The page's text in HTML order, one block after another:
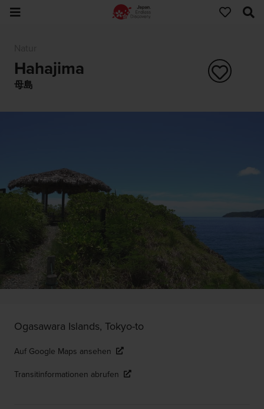
Hahajima
母島
Ogasawara Islands, Tokyo-to
Auf Google Maps ansehen
Transitinformationen abrufen